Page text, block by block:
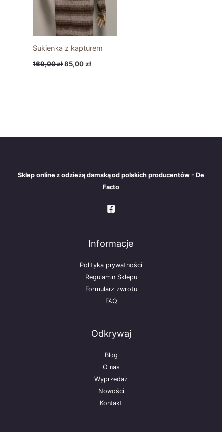
Sukienka z kapturem
169,00zł85,00zł
Sklep online z odzieżą damską od polskich producentów - De
Facto
Informacje
Polityka prywatności
Regulamin Sklepu
Formularz zwrotu
FAQ
Odkrywaj
Blog
O nas
Wyprzedaż
Nowości
Kontakt